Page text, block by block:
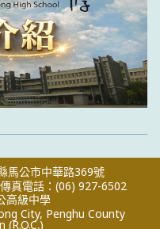
馬公市中華路369號
傳真電話：(06) 927-6502
高級中學
City, Penghu County